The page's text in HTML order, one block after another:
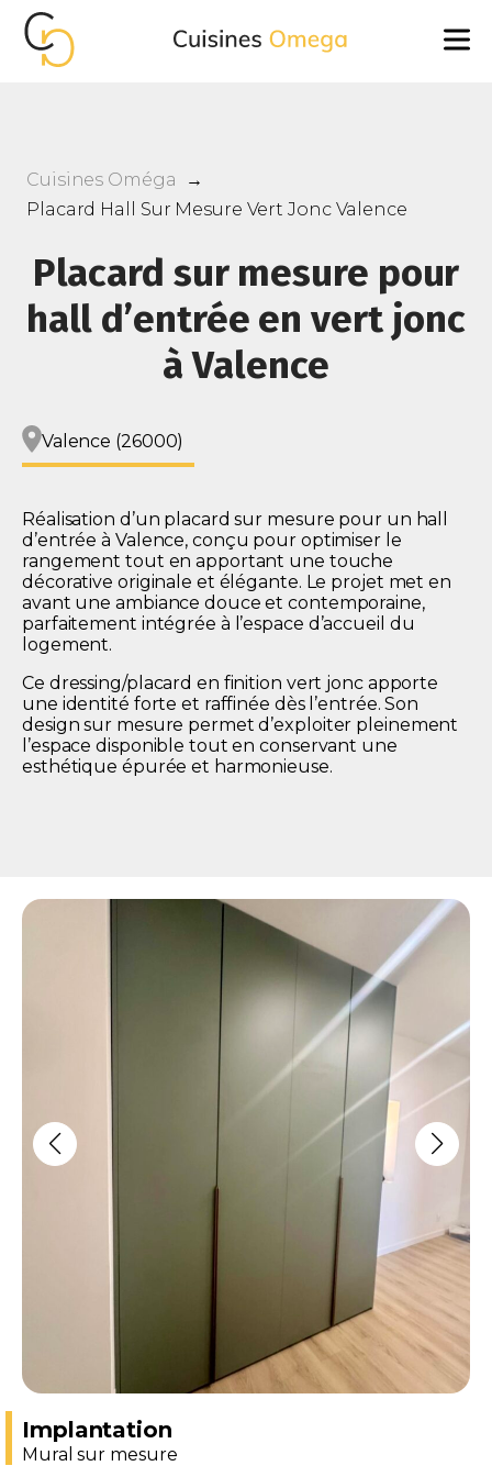
Cuisines Oméga
→
Placard Hall Sur Mesure Vert Jonc Valence
Placard sur mesure pour
hall d’entrée en vert jonc
à Valence
Valence (26000)
Réalisation d’un placard sur mesure pour un hall
d’entrée à Valence, conçu pour optimiser le
rangement tout en apportant une touche
décorative originale et élégante. Le projet met en
avant une ambiance douce et contemporaine,
parfaitement intégrée à l’espace d’accueil du
logement.
Ce dressing/placard en finition vert jonc apporte
une identité forte et raffinée dès l’entrée. Son
design sur mesure permet d’exploiter pleinement
l’espace disponible tout en conservant une
esthétique épurée et harmonieuse.
Implantation
Mural sur mesure